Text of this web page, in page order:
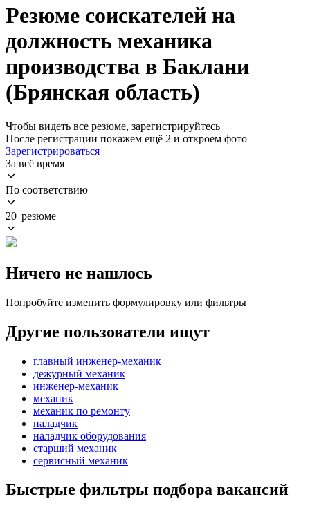
Резюме соискателей на
должность механика
производства в Баклани
(Брянская область)
Чтобы видеть все резюме, зарегистрируйтесь
После регистрации покажем ещё 2 и откроем фото
Зарегистрироваться
За всё время
По соответствию
20 резюме
Ничего не нашлось
Попробуйте изменить формулировку или фильтры
Другие пользователи ищут
главный инженер-механик
дежурный механик
инженер-механик
механик
механик по ремонту
наладчик
наладчик оборудования
старший механик
сервисный механик
Быстрые фильтры подбора вакансий